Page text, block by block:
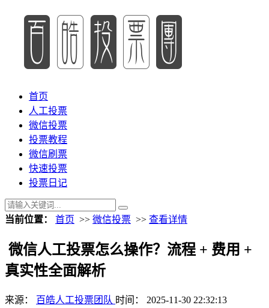
首页
人工投票
微信投票
投票教程
微信刷票
快速投票
投票日记
当前位置： 首页 >> 微信投票 >> 查看详情
微信人工投票怎么操作？流程 + 费用 +
真实性全面解析
来源： 百皓人工投票团队 时间： 2025-11-30 22:32:13